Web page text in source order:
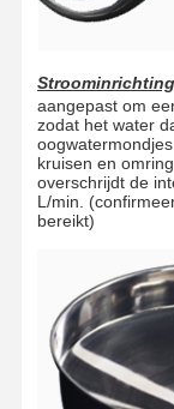
Blog
Nooddouche
aangepast om
zodat het water
kruisen en
overschrijdt de
L/min.
bereikt)